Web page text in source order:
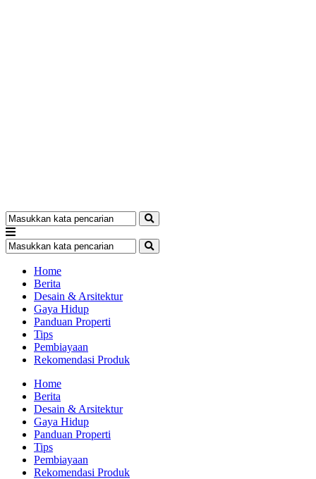
Home
Berita
Desain & Arsitektur
Gaya Hidup
Panduan Properti
Tips
Pembiayaan
Rekomendasi Produk
Home
Berita
Desain & Arsitektur
Gaya Hidup
Panduan Properti
Tips
Pembiayaan
Rekomendasi Produk